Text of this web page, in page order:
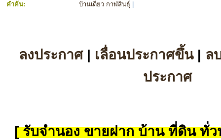
คำค้น:
บ้านเดี่ยว กาฬสินธุ์
ลงประกาศ| เลื่อนประกาศขึ้น| ล
ประกาศ
[ รับจำนอง ขายฝาก บ้าน ที่ดิน ทั่ว